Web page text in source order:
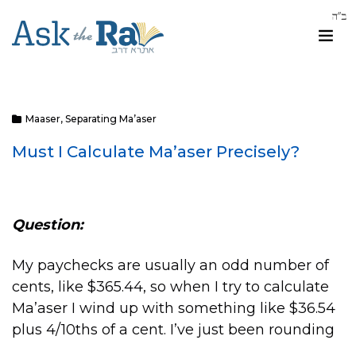
Maaser, Separating Ma’aser
Must I Calculate Ma’aser Precisely?
Question:
My paychecks are usually an odd number of
cents, like $365.44, so when I try to calculate
Ma’aser I wind up with something like $36.54
plus 4/10ths of a cent. I’ve just been rounding